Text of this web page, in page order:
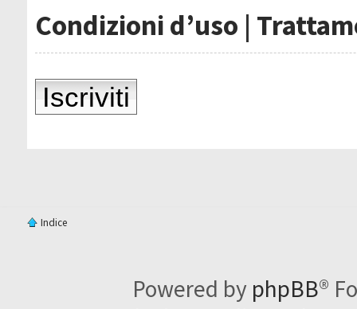
Condizioni d’uso |
Iscriviti
Indice
Powered by phpBB®